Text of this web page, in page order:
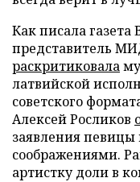
Как писала
представитель
раскритиковала
латвийской
советского
Алексей Росликов
заявления
соображениями.
артистку доли в